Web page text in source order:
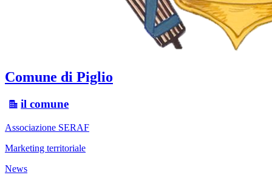
Comune di Piglio
il comune
Associazione SERAF
Marketing territoriale
News